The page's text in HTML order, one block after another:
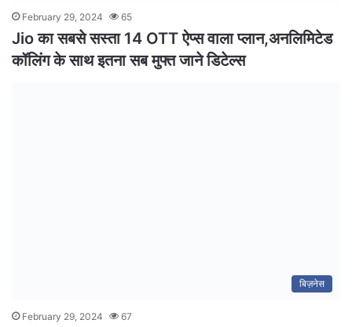
February 29, 2024 65
Jio का सबसे सस्ता 14 OTT ऐप्स वाला प्लान,अनलिमिटेड
कॉलिंग के साथ इतना सब मुफ्त जाने डिटेल्स
बिज़नेस
February 29, 2024 67